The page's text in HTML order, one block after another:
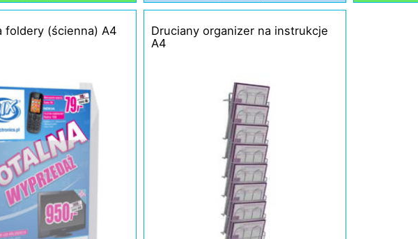
foldery (ścienna) A4
Druciany organizer na instrukcje
A4